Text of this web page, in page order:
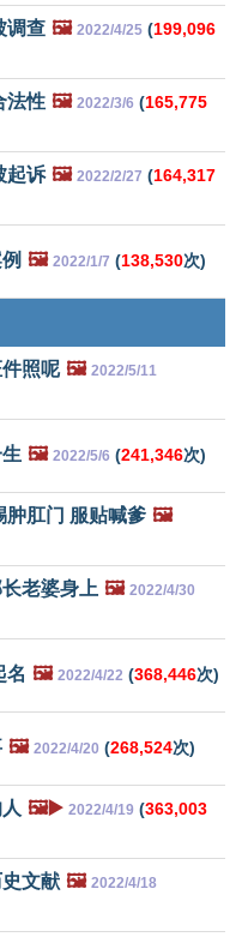
调查 🖼️ 2022/4/25 (199,096
法性 🖼️ 2022/3/6 (165,775
起诉 🖼️ 2022/2/27 (164,317
🖼️ 2022/1/7 (138,530次)
照呢 🖼️ 2022/5/11
🖼️ 2022/5/6 (241,346次)
肿肛门 服贴喊爹 🖼️
老婆身上 🖼️ 2022/4/30
名 🖼️ 2022/4/22 (368,446次)
🖼️ 2022/4/20 (268,524次)
🖼️▶️ 2022/4/19 (363,003
文献 🖼️ 2022/4/18